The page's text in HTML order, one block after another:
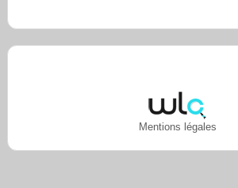
Mentions légales